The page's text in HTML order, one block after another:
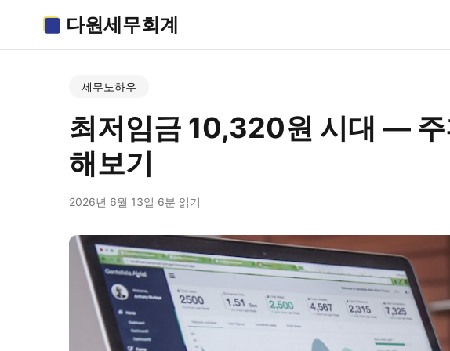
다원세무회계
세무노하우
최저임금 10,320원 시대 — 주
해보기
2026년 6월 13일 6분 읽기